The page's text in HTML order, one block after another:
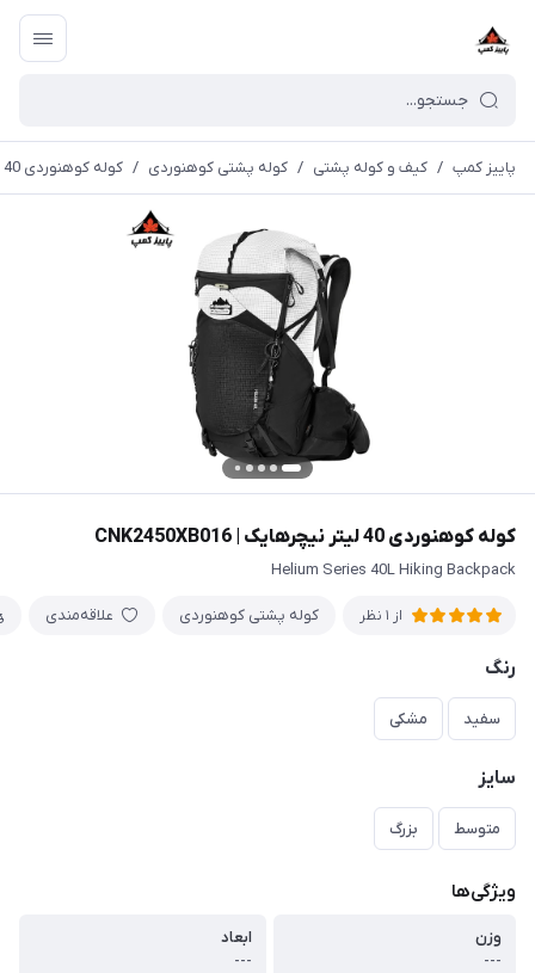
پاییز کمپ / کیف و کوله پشتی / کوله پشتی کوهنوردی / کوله کوهنوردی 40 لیتر نیچرهایک | CNK2450XB016
کوله کوهنوردی 40 لیتر نیچرهایک | CNK2450XB016
Helium Series 40L Hiking Backpack
از 1 نظر کوله پشتی کوهنوردی علاقه‌مندی
رنگ
سفید مشکی
سایز
متوسط بزرگ
ویژگی‌ها
وزن
---
ابعاد
---